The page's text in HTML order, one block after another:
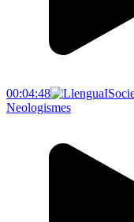
00:04:48
Neologismes